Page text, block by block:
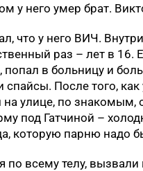
у него умер брат.
что у него ВИЧ.
раз – лет в 16.
попал в больницу и
спайсы. После того,
улице, по знакомым,
под Гатчиной –
которую парню надо
по всему телу,